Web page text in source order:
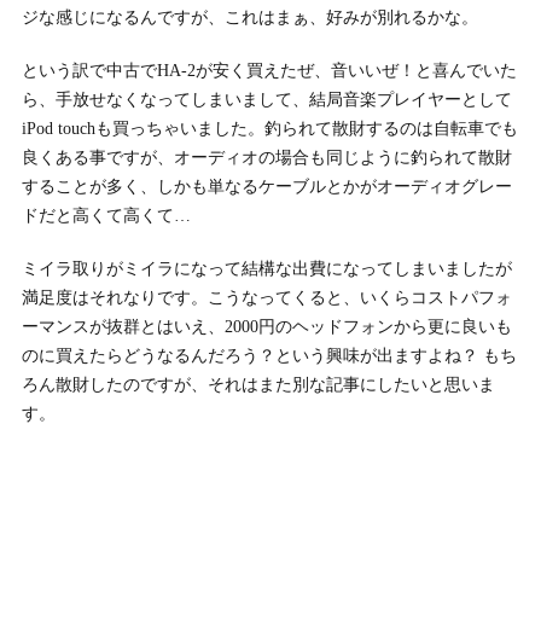
ジな感じになるんですが、これはまぁ、好みが別れるかな。
という訳で中古でHA-2が安く買えたぜ、音いいぜ！と喜んでいた
ら、手放せなくなってしまいまして、結局音楽プレイヤーとして
iPod touchも買っちゃいました。釣られて散財するのは自転車でも
良くある事ですが、オーディオの場合も同じように釣られて散財
することが多く、しかも単なるケーブルとかがオーディオグレー
ドだと高くて高くて…
ミイラ取りがミイラになって結構な出費になってしまいましたが
満足度はそれなりです。こうなってくると、いくらコストパフォ
ーマンスが抜群とはいえ、2000円のヘッドフォンから更に良いも
のに買えたらどうなるんだろう？という興味が出ますよね？ もち
ろん散財したのですが、それはまた別な記事にしたいと思いま
す。